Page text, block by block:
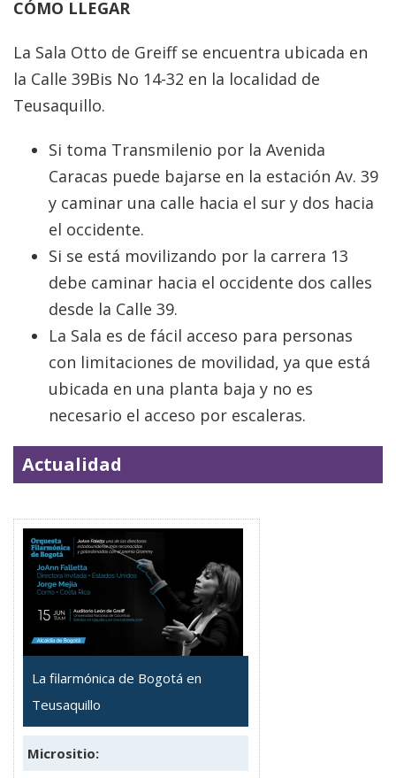
CÓMO LLEGAR
La Sala Otto de Greiff se encuentra ubicada en
la Calle 39Bis No 14-32 en la localidad de
Teusaquillo.
Si toma Transmilenio por la Avenida
Caracas puede bajarse en la estación Av. 39
y caminar una calle hacia el sur y dos hacia
el occidente.
Si se está movilizando por la carrera 13
debe caminar hacia el occidente dos calles
desde la Calle 39.
La Sala es de fácil acceso para personas
con limitaciones de movilidad, ya que está
ubicada en una planta baja y no es
necesario el acceso por escaleras.
Actualidad
La filarmónica de Bogotá en
Teusaquillo
Micrositio: